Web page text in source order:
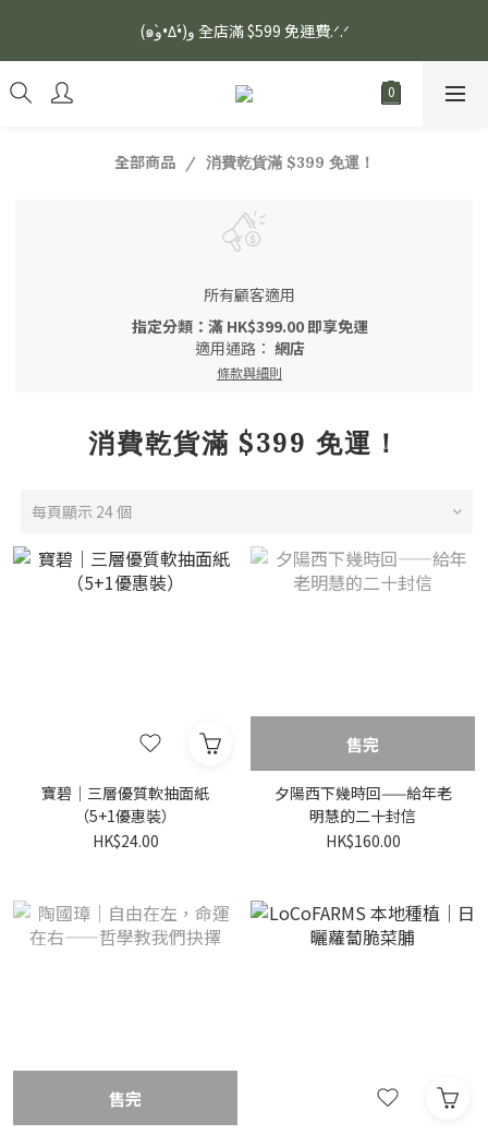
安眠熟睡、穩定血壓、瞓醒精神更集中🌿ASONE GABA TEA 如一
舒眠茶（15入）｜優質養生高山茶
(๑و•̀Δ•́)و 全店滿 $599 免運費.ᐟ.ᐟ
安眠熟睡、穩定血壓、瞓醒精神更集中🌿ASONE GABA TEA 如一
舒眠茶（15入）｜優質養生高山茶
全部商品 消費乾貨滿 $399 免運！
所有顧客適用
指定分類：滿 HK$399.00 即享免運
適用通路： 網店
條款與細則
消費乾貨滿 $399 免運！
每頁顯示 24 個
寶碧｜三層優質軟抽面紙
（5+1優惠裝）
HK$24.00
售完
夕陽西下幾時回——給年老
明慧的二十封信
HK$160.00
售完